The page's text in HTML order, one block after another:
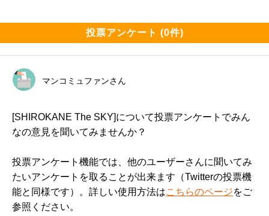
━━━━━━━━━━━━━━━━━━━
間取りは角部屋以外、窓のない部屋ができてあまり良い
まだ住んでないが管理は良いと思う。
1億以上の部屋が多くまともな人が多いと思う
━━━━━━━━━━━━━━━━━━━
設備や共用施設について良い点、残念な点
━━━━━━━━━━━━━━━━━━━
ライブラリーがないのは残念。
投票アンケート (0件)
マンコミュファンさん
[SHIROKANE The SKY]について投票アンケートでみん
なの意見を聞いてみませんか？
投票アンケート機能では、他のユーザーさんに聞いてみ
たいアンケートを取ることが出来ます（Twitterの投票機
能と同様です）。詳しい使用方法はこちらのページをご
参照ください。